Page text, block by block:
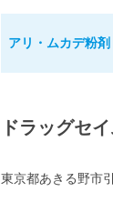
アリ・ムカデ粉
ドラッグセ
東京都あきる野市